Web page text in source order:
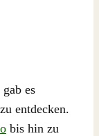
es
entdecken.
bis hin zu